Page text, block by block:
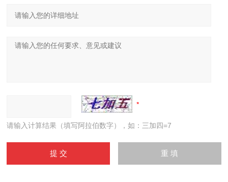
请输入计算结果（填写阿拉伯数字），如：三加四=7